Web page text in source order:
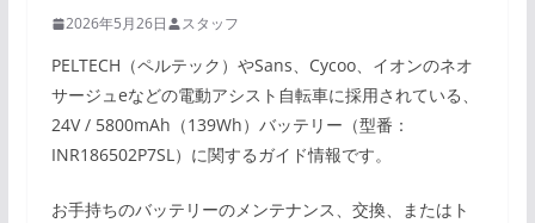
2026年5月26日 スタッフ
PELTECH（ペルテック）やSans、Cycoo、イオンのネオ
サージュeなどの電動アシスト自転車に採用されている、
24V / 5800mAh（139Wh）バッテリー（型番：
INR186502P7SL）に関するガイド情報です。
お手持ちのバッテリーのメンテナンス、交換、またはト